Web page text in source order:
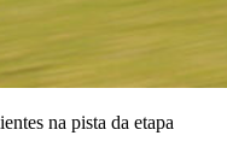
na pista da etapa